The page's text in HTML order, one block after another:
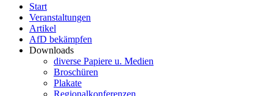
Start
Veranstaltungen
Artikel
AfD bekämpfen
Downloads
diverse Papiere u. Medien
Broschüren
Plakate
Regionalkonferenzen